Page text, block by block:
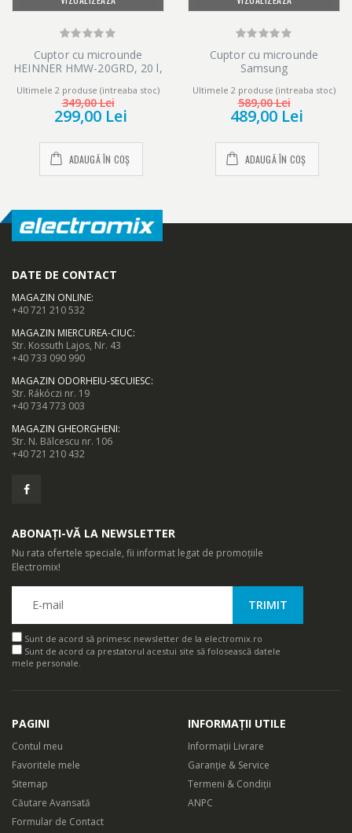
Cuptor cu microunde
HEINNER HMW-20GRD, 20 l,
Ultimele 2 produse (intreaba stoc)
349,00 Lei
299,00 Lei
ADAUGĂ ÎN COȘ
Cuptor cu microunde
Samsung
W, Digital, Touch control, Alb
Ultimele 2 produse (intreaba stoc)
589,00 Lei
489,00 Lei
ADAUGĂ ÎN COȘ
DATE DE CONTACT
MAGAZIN ONLINE:
+40 721 210 532
MAGAZIN MIERCUREA-CIUC:
Str. Kossuth Lajos, Nr. 43
+40 733 090 990
MAGAZIN ODORHEIU-SECUIESC:
Str. Rákóczi nr. 19
+40 734 773 003
MAGAZIN GHEORGHENI:
Str. N. Bălcescu nr. 106
+40 721 210 432
ABONAȚI-VĂ LA NEWSLETTER
Nu rata ofertele speciale, fii informat legat de promoțiile
Electromix!
Sunt de acord să primesc newsletter de la electromix.ro
Sunt de acord ca prestatorul acestui site să folosească datele
mele personale.
PAGINI
Contul meu
Favoritele mele
Sitemap
Căutare Avansată
Formular de Contact
INFORMAȚII UTILE
Informații Livrare
Garanție & Service
Termeni & Condiții
ANPC